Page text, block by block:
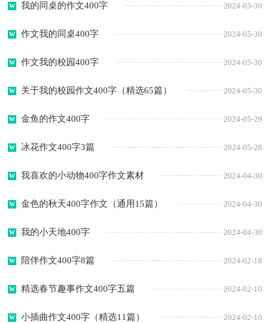
我的同桌的作文400字 2024-05-30
作文我的同桌400字 2024-05-30
作文我的校园400字 2024-05-30
关于我的校园作文400字（精选65篇） 2024-05-30
金鱼的作文400字 2024-05-29
冰花作文400字3篇 2024-05-28
我喜欢的小动物400字作文素材 2024-04-30
金色的秋天400字作文（通用15篇） 2024-04-30
我的小天地400字 2024-04-30
陪伴作文400字8篇 2024-02-18
精选春节趣事作文400字五篇 2024-02-10
小插曲作文400字（精选11篇） 2024-02-10